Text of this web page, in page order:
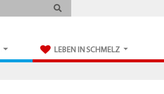
LEBEN IN SCHMELZ